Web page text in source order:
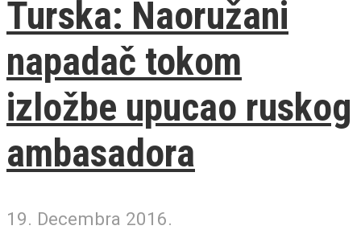
Turska: Naoružani
napadač tokom
izložbe upucao ruskog
ambasadora
19. Decembra 2016.